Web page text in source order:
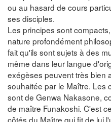
ou au hasard de cours
ses disciples.
Les principes sont
nature profondément
fait qu'ils sont sujets à des
même dans leur langue
exégèses peuvent très bien
souhaitée par le Maître. Les
sont de Genwa Nakasone,
de maître Funakoshi. C'est
côtés du Maître qui fit de lui